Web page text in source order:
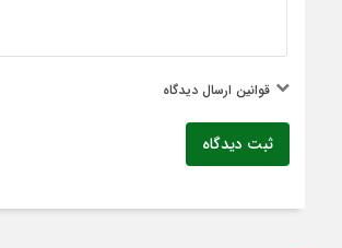
قوانین ارسال دیدگاه
ثبت دیدگاه